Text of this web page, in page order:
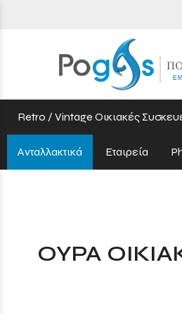
Retro / Vintage Οικιακές
Ανταλλακτικά Εταιρεία
ΟΥΡΑ